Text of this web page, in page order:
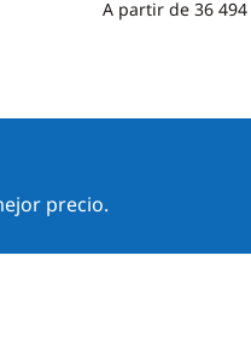
A partir de 36 494
precio.